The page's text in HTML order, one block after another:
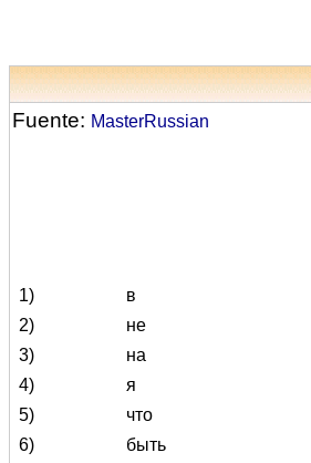
Fuente: MasterRussian
1) в
2)
не
3)
на
4)
я
5)
что
6)
быть